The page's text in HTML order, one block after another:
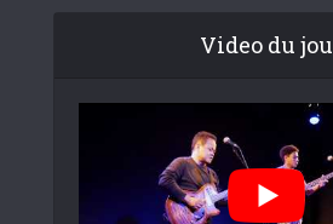
Video du